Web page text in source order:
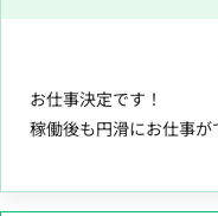
お仕事決定です！
稼働後も円滑にお仕事が